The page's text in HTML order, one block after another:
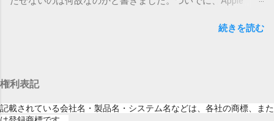
うに使うものか説明し、設置方法は後述します。 使い方 メー
ル本文の1行目にauthor（投稿者）を、2行目にカテゴリを、
追記項目（extend）として扱われますので、必要に応じて指
ん。また、<>の中の文字は、設...
プデートに限らず、分からないけどやってみ
が多いと思います。経験上の感覚ですけれ
定アイコンにアップデートがある旨のバッヂ
はiPhoneに接続してるから使えないじゃん云々を書いたので
Watchでトランシーバーアプリを起動すると、AirPodsはトラ
ンシーバーのために機能するようになります。Apple Watchの
画面上にある送信ボタン（黄色い大きな丸）を押している
続きを読む
権利表記
記載されている会社名・製品名・システム名などは、各社の商標、また